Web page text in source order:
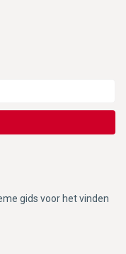
gids voor het vinden